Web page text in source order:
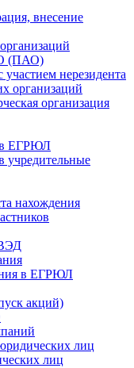
внесение
(ПАО)
нерезидента
организаций
организация
в ЕГРЮЛ
учредительные
нахождения
в ЕГРЮЛ
акций)
лиц
лиц